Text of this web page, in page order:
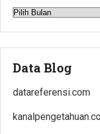
Arsip
Data Blog
datareferensi.com